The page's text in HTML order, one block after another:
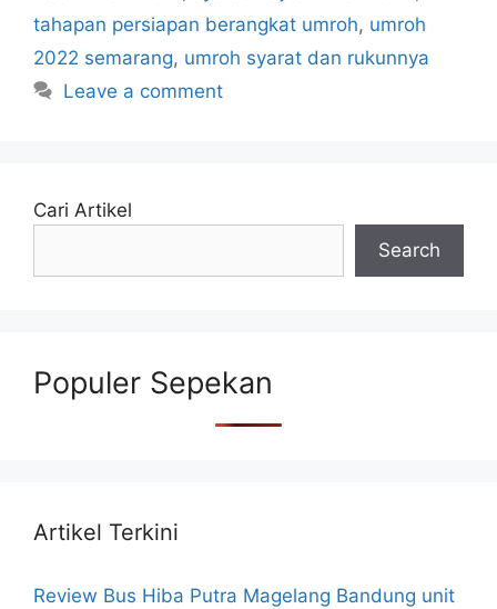
tahapan persiapan berangkat umroh, umroh
2022 semarang, umroh syarat dan rukunnya
Leave a comment
Cari Artikel
Search
Populer Sepekan
Artikel Terkini
Review Bus Hiba Putra Magelang Bandung unit